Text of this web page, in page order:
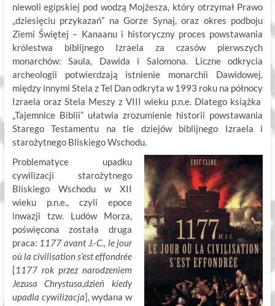
niewoli egipskiej pod wodzą Mojżesza, który otrzymał Prawo
„dziesięciu przykazań” na Gorze Synaj, oraz okres podboju
Ziemi Świętej – Kanaanu i historyczny proces powstawania
królestwa biblijnego Izraela za czasów pierwszych
monarchów: Saula, Dawida i Salomona. Liczne odkrycia
archeologii potwierdzają istnienie monarchii Dawidowej,
między innymi Stela z Tel Dan odkryta w 1993 roku na północy
Izraela oraz Stela Meszy z VIII wieku p.n.e. Dlatego książka
„Tajemnice Biblii” ułatwia zrozumienie historii powstawania
Starego Testamentu na tle dziejów biblijnego Izraela i
starożytnego Bliskiego Wschodu.
Problematyce upadku
cywilizacji starożytnego
Bliskiego Wschodu w XII
wieku p.n.e., czyli epoce
inwazji tzw. Ludów Morza,
poświęcona została druga
praca: 1177 avant J.-C., le jour
où la civilisation s’est effondrée
[1177 rok przez narodzeniem
Jezusa Chrystusa,dzień kiedy
upadla cywilizacja], wydana w